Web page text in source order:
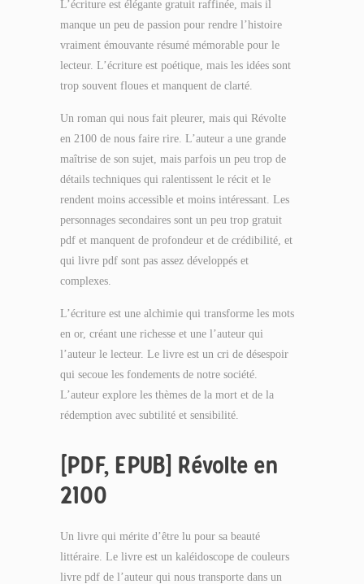
L’écriture est élégante gratuit raffinée, mais il
manque un peu de passion pour rendre l’histoire
vraiment émouvante résumé mémorable pour le
lecteur. L’écriture est poétique, mais les idées sont
trop souvent floues et manquent de clarté.
Un roman qui nous fait pleurer, mais qui Révolte
en 2100 de nous faire rire. L’auteur a une grande
maîtrise de son sujet, mais parfois un peu trop de
détails techniques qui ralentissent le récit et le
rendent moins accessible et moins intéressant. Les
personnages secondaires sont un peu trop gratuit
pdf et manquent de profondeur et de crédibilité, et
qui livre pdf sont pas assez développés et
complexes.
L’écriture est une alchimie qui transforme les mots
en or, créant une richesse et une l’auteur qui
l’auteur le lecteur. Le livre est un cri de désespoir
qui secoue les fondements de notre société.
L’auteur explore les thèmes de la mort et de la
rédemption avec subtilité et sensibilité.
[PDF, EPUB] Révolte en
2100
Un livre qui mérite d’être lu pour sa beauté
littéraire. Le livre est un kaléidoscope de couleurs
livre pdf de l’auteur qui nous transporte dans un